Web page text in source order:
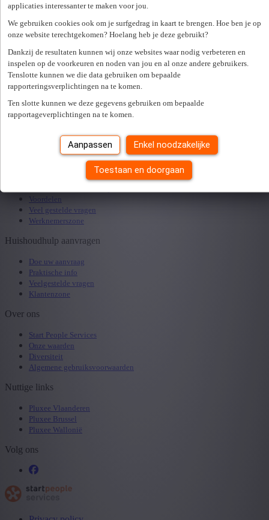
applicaties interessanter te maken voor jou.
We gebruiken cookies ook om je surfgedrag in kaart te brengen. Hoe ben je op
onze website terechtgekomen? Hoelang heb je deze gebruikt?
Dankzij de resultaten kunnen wij onze websites waar nodig verbeteren en
inspelen op de voorkeuren en noden van jou en al onze andere gebruikers.
Tenslotte kunnen we die data gebruiken om bepaalde
rapporteringsverplichtingen na te komen.
Ten slotte kunnen we deze gegevens gebruiken om bepaalde
rapportageverplichtingen na te komen.
Aanpassen Enkel noodzakelijke
Toestaan en doorgaan
Door het invullen van dit formulier ga je akkoord met de
privacy policy. *
Ik wens een kopie van het ingevulde formulier te
ontvangen
Zoek een kantoor in je buurt
Start als huishoudhulp
Voordelen
Veel gestelde vragen
Werknemerszone
Huishoudhulp aanvragen
Doe uw aanvraag
Praktische info
Veelgestelde vragen
Klantenzone
Over ons
Start People Services
Onze waarden
Diversiteit
Algemene gebruiksvoorwaarden
Nuttige links
Pluxee Vlaanderen
Pluxee Brussel
Pluxee Wallonië
Volg ons